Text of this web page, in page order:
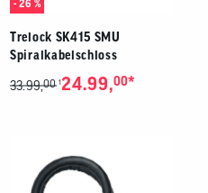
- 26 %
Trelock SK415 SMU
Spiralkabelschloss
33.99,00 124.99,00*